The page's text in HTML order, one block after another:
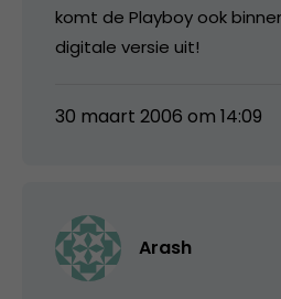
komt de Playboy ook
digitale versie uit!
30 maart 2006 om 14:09
Arash